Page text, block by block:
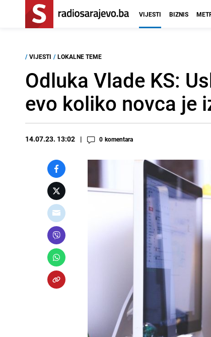
VIJESTI BIZNIS
/ VIJESTI / LOKALNE TEME
Odluka Vlade KS:
evo koliko novca je
14.07.23. 13:02 0 komentara